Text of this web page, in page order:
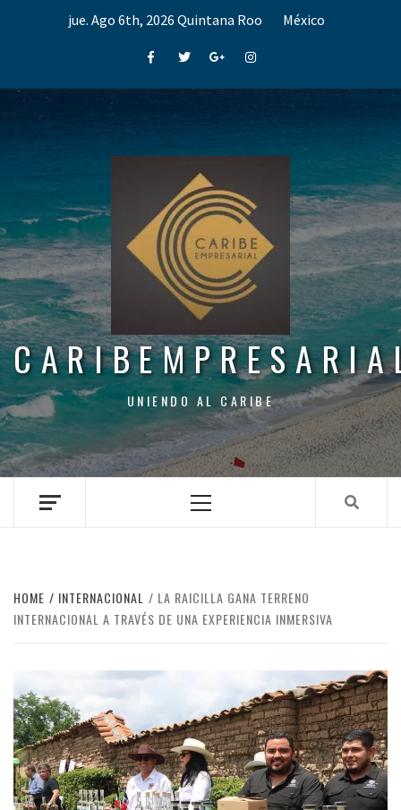
jue. Ago 6th, 2026 Quintana Roo México
FacebookTwitterGoogle+Instagram
UNIENDO AL CARIBE
Menu
HOME INTERNACIONAL
LA RAICILLA GANA TERRENO
INTERNACIONAL A TRAVÉS DE UNA EXPERIENCIA INMERSIVA